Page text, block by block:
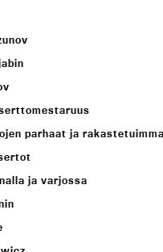
parhaat ja
ja varjossa